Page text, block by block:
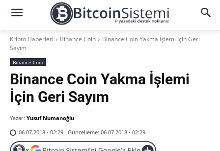
Kripto Haberleri Binance Coin
Binance Coin Yakma İşlemi İçin Geri
Sayım
Binance Coin
Binance Coin Yakma İşlemi
İçin Geri Sayım
Yazar: Yusuf Numanoğlu
06.07.2018 - 02:29 Güncelleme: 06.07.2018 - 02:29